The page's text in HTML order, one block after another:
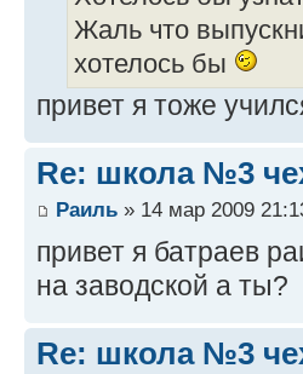
Жаль что
хотелось бы
привет я тоже
Re: школа №3
Раиль » 14 мар 2009
привет я батраев
на заводской а ты?
Re: школа №3